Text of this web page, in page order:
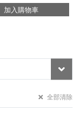
全部清除
加入購物車